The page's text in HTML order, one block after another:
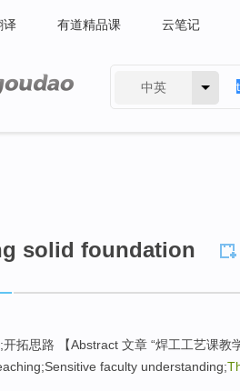
译 有道精品课 云笔记
中英
solid foundation
;开拓思路 【Abstract 文章 “焊工工艺课教
faculty understanding;